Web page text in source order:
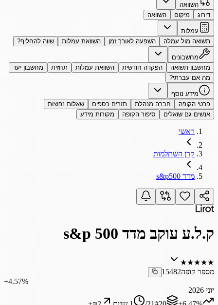
השוואה
דירוג
מיקום השוואה
עמלות
תשואה מול עמלה
השפעה לאורך זמן השוואת עמלות שווה להחליף?
מחשבונים
מחשבון תשואה
הפקדה חודשית השוואת עמלות תחזית
מחשבון יעד
מה אם עברתי?
מידע נוסף
פרטי הקופה
חברה מנהלת תזרים כספים
שאלות נפוצות
אנשים גם שואלים
סיפור הקופה מקורות מידע
ראשי
קרן השתלמות
מדד s&p500
ק.ל.ע עוקב מדד s&p 500
★
★
★
★
★
מספר קופה15482
‎+4.57%
יוני 2026